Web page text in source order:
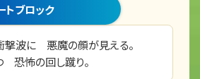
トブロック
撃波に 悪魔の顔が見える。
恐怖の回し蹴り。